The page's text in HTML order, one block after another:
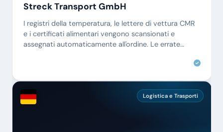
Streck Transport GmbH
I registri della temperatura, le lettere di vettura CMR
e i certificati alimentari vengono scansionati e
assegnati automaticamente all'ordine. Le errate
Logistica e Trasporti